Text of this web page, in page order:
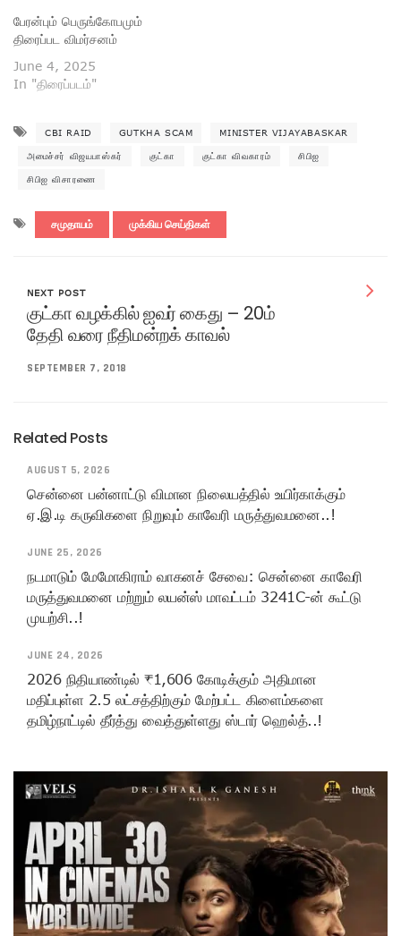
பேரன்பும் பெருங்கோபமும்
திரைப்பட விமர்சனம்
June 4, 2025
In "திரைப்படம்"
CBI RAID GUTKHA SCAM MINISTER VIJAYABASKAR
அமைச்சர் விஜயபாஸ்கர் குட்கா குட்கா விவகாரம் சிபிஐ
சிபிஐ விசாரணை
சமுதாயம் முக்கிய செய்திகள்
NEXT POST
குட்கா வழக்கில் ஐவர் கைது – 20ம்
தேதி வரை நீதிமன்றக் காவல்
SEPTEMBER 7, 2018
Related Posts
AUGUST 5, 2026
சென்னை பன்னாட்டு விமான நிலையத்தில் உயிர்காக்கும்
ஏ.இ.டி கருவிகளை நிறுவும் காவேரி மருத்துவமனை..!
JUNE 25, 2026
நடமாடும் மேமோகிராம் வாகனச் சேவை: சென்னை காவேரி
மருத்துவமனை மற்றும் லயன்ஸ் மாவட்டம் 3241C-ன் கூட்டு
முயற்சி..!
JUNE 24, 2026
2026 நிதியாண்டில் ₹1,606 கோடிக்கும் அதிமான
மதிப்புள்ள 2.5 லட்சத்திற்கும் மேற்பட்ட கிளைம்களை
தமிழ்நாட்டில் தீர்த்து வைத்துள்ளது ஸ்டார் ஹெல்த்..!